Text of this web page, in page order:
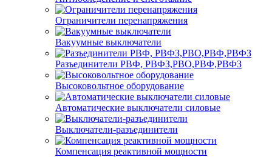
Ограничители перенапряжения
Вакуумные выключатели
Разъединители РВФ, РВФЗ,РВО,РВФ,РВФЗ
Высоковольтное оборудование
Автоматические выключатели cиловые
Выключатели-разъединители
Компенсация реактивной мощности